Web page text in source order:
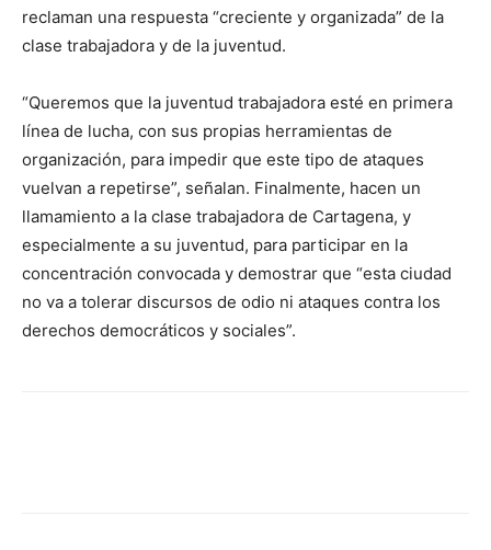
reclaman una respuesta “creciente y organizada” de la
clase trabajadora y de la juventud.
“Queremos que la juventud trabajadora esté en primera
línea de lucha, con sus propias herramientas de
organización, para impedir que este tipo de ataques
vuelvan a repetirse”, señalan. Finalmente, hacen un
llamamiento a la clase trabajadora de Cartagena, y
especialmente a su juventud, para participar en la
concentración convocada y demostrar que “esta ciudad
no va a tolerar discursos de odio ni ataques contra los
derechos democráticos y sociales”.